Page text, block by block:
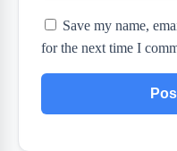
Save my name,
for the next time I